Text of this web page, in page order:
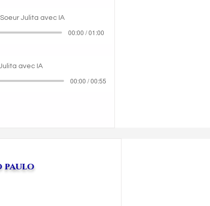
Soeur Julita avec IA
00:00 / 01:00
avec IA
00:00 / 00:55
paulo